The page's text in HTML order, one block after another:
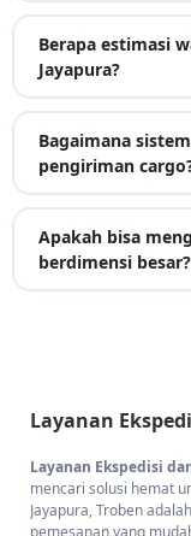
Berapa estimasi
Jayapura?
Bagaimana
pengiriman
Apakah bisa
berdimensi besar?
Layanan
Layanan Ekspedisi
mencari solusi hemat
Jayapura, Troben
pemesanan yang